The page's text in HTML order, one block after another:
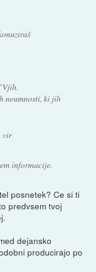
neumnosti, ki jih
vir
informacije.
posnetek? Ce si ti
predvsem tvoj
dejansko
producirajo po